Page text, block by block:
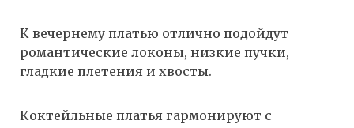
К вечернему платью отлично подойдут
романтические локоны, низкие пучки,
гладкие плетения и хвосты.
Коктейльные платья гармонируют с